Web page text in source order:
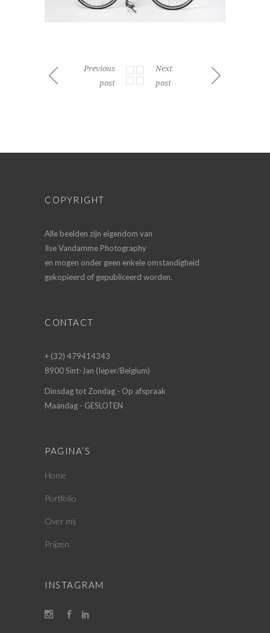
Previous
post
Next
post
COPYRIGHT
Alle beelden zijn eigendom van
Ilse Vandamme Photography
en mogen onder geen enkele omstandigheid
gekopieerd of gepubliceerd worden.
CONTACT
+ (32) 479414343
8900 Sint-Jan (Ieper/Belgium)
Dinsdag tot Zondag - Op afspraak
Maandag - GESLOTEN
PAGINA’S
Home
Portfolio
Over mij
Prijzen
INSTAGRAM